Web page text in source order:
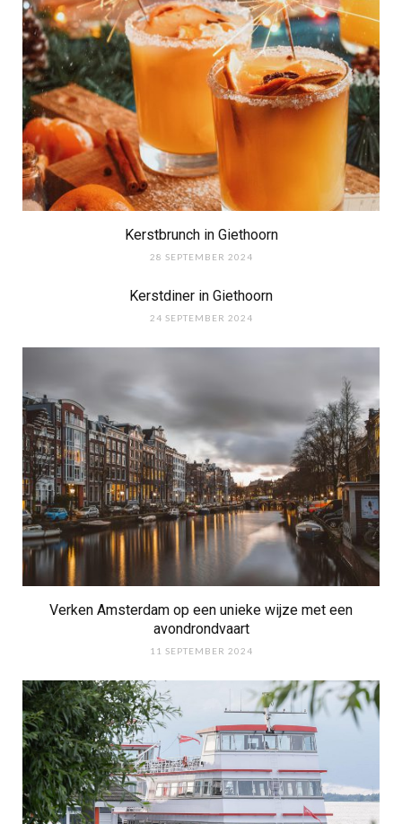
Kerstbrunch in Giethoorn
28 SEPTEMBER 2024
Kerstdiner in Giethoorn
24 SEPTEMBER 2024
Verken Amsterdam op een unieke wijze met een
avondrondvaart
11 SEPTEMBER 2024